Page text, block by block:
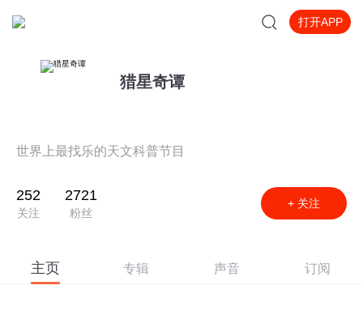
打开APP
猎星奇谭
世界上最找乐的天文科普节目
252
关注
2721
粉丝
+ 关注
主页 专辑 声音 订阅